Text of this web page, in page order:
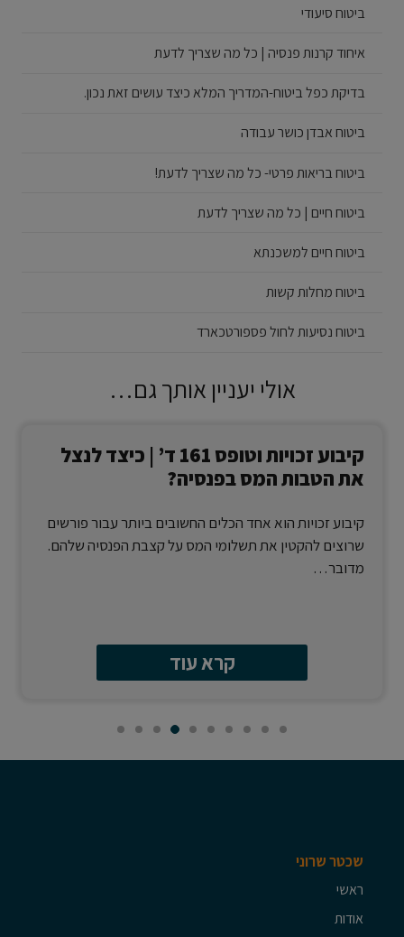
ביטוח סיעודי
איחוד קרנות פנסיה | כל מה שצריך לדעת
בדיקת כפל ביטוח-המדריך המלא כיצד עושים זאת נכון.
ביטוח אבדן כושר עבודה
ביטוח בריאות פרטי- כל מה שצריך לדעת!
ביטוח חיים | כל מה שצריך לדעת
ביטוח חיים למשכנתא
ביטוח מחלות קשות
ביטוח נסיעות לחול פספורטכארד
אולי יעניין אותך גם…
קיבוע זכויות וטופס 161 ד’ | כיצד לנצל
את הטבות המס בפנסיה?
קיבוע זכויות הוא אחד הכלים החשובים ביותר עבור פורשים
שרוצים להקטין את תשלומי המס על קצבת הפנסיה שלהם.
מדובר…
קרא עוד
שכטר שרוני
ראשי
אודות